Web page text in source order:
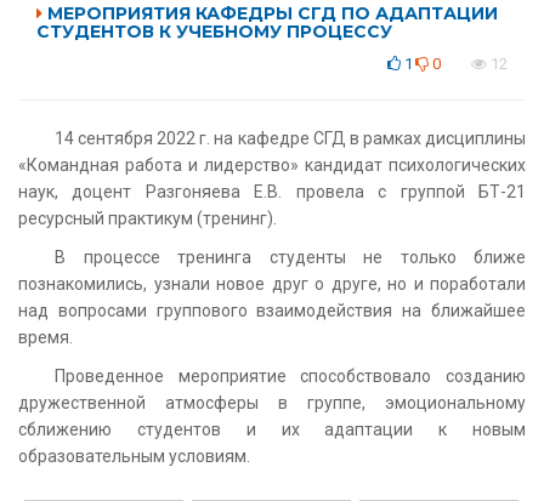
МЕРОПРИЯТИЯ КАФЕДРЫ СГД ПО АДАПТАЦИИ
СТУДЕНТОВ К УЧЕБНОМУ ПРОЦЕССУ
1 0 12
14 сентября 2022 г. на кафедре СГД в рамках дисциплины
«Командная работа и лидерство» кандидат психологических
наук, доцент Разгоняева Е.В. провела с группой БТ-21
ресурсный практикум (тренинг).
В процессе тренинга студенты не только ближе
познакомились, узнали новое друг о друге, но и поработали
над вопросами группового взаимодействия на ближайшее
время.
Проведенное мероприятие способствовало созданию
дружественной атмосферы в группе, эмоциональному
сближению студентов и их адаптации к новым
образовательным условиям.